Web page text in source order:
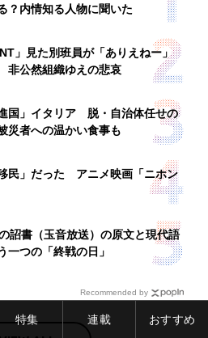
？内情知る人物に聞いた
」見た別班員が「ありえねー」
公然組織ゆえの悲哀
国」イタリア 脱・自治体任せの
災者への温かい食事も
民」だった アニメ映画「ニホン
詔書（玉音放送）の原文と現代語
つの「終戦の日」
Recommended by
特集 連載 おすすめ